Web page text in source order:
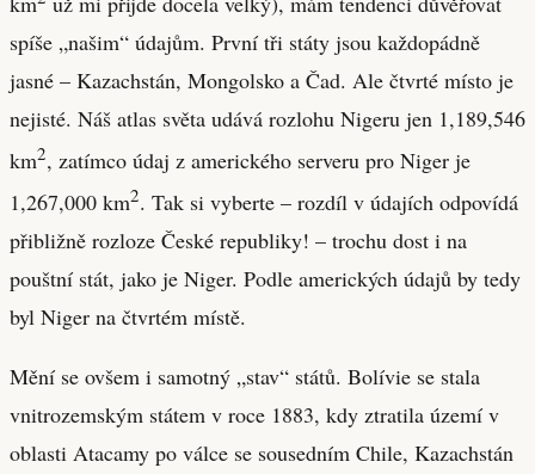
spíše „našim“ údajům. První tři státy jsou každopádně
jasné – Kazachstán, Mongolsko a Čad. Ale čtvrté místo je
nejisté. Náš atlas světa udává rozlohu Nigeru jen 1,189,546
km2, zatímco údaj z amerického serveru pro Niger je
1,267,000 km2. Tak si vyberte – rozdíl v údajích odpovídá
přibližně rozloze České republiky! – trochu dost i na
pouštní stát, jako je Niger. Podle amerických údajů by tedy
byl Niger na čtvrtém místě.
Mění se ovšem i samotný „stav“ států. Bolívie se stala
vnitrozemským státem v roce 1883, kdy ztratila území v
oblasti Atacamy po válce se sousedním Chile, Kazachstán